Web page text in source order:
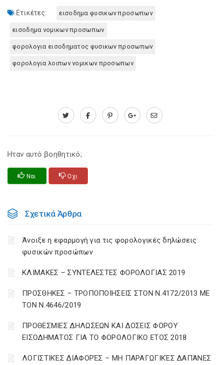
Ετικέτες: εισοδημα φυσικων προσωπων
εισοδημα νομικων προσωπων
φορολογια εισοδηματος φυσικων προσωπων
φορολογια λοιπων νομικων προσωπων
Ηταν αυτό βοηθητικό;
Ναι Οχι
Σχετικά Άρθρα
Άνοιξε η εφαρμογή για τις φορολογικές δηλώσεις
φυσικών προσώπων
ΚΛΙΜΑΚΕΣ – ΣΥΝΤΕΛΕΣΤΕΣ ΦΟΡΟΛΟΓΙΑΣ 2019
ΠΡΟΣΘΗΚΕΣ – ΤΡΟΠΟΠΟΙΗΣΕΙΣ ΣΤΟΝ Ν.4172/2013 ΜΕ
ΤΟΝ Ν.4646/2019
ΠΡΟΘΕΣΜΙΕΣ ΔΗΛΩΣΕΩΝ ΚΑΙ ΔΟΣΕΙΣ ΦΟΡΟΥ
ΕΙΣΟΔΗΜΑΤΟΣ ΓΙΑ ΤΟ ΦΟΡΟΛΟΓΙΚΟ ΕΤΟΣ 2018
ΛΟΓΙΣΤΙΚΈΣ ΔΙΑΦΟΡΈΣ – ΜΗ ΠΑΡΑΓΩΓΙΚΈΣ ΔΑΠΆΝΕΣ